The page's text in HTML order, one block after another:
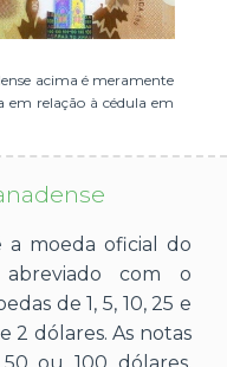
acima é meramente
em relação à cédula em
a moeda oficial do
com o
de 1, 5, 10, 25 e
2 dólares. As notas